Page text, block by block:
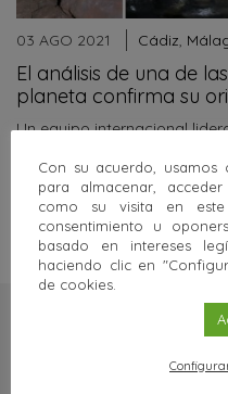
03 AGO 2021 Cádiz,
El análisis de una de
planeta confirma su
Un equipo internacional
sostienen…
Sigue leyendo
Con su acuerdo, usamos
para almacenar,
como su visita en
consentimiento u
basado en intereses
haciendo clic en
de cookies.